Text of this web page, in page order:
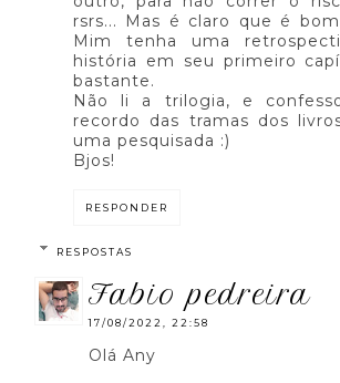
rsrs... Mas é claro que é
Mim tenha uma
história em seu primeiro
bastante.
Não li a trilogia, e
recordo das tramas dos
uma pesquisada :)
Bjos!
RESPONDER
RESPOSTAS
fabio pedreira
17/08/2022, 22:58
Olá Any